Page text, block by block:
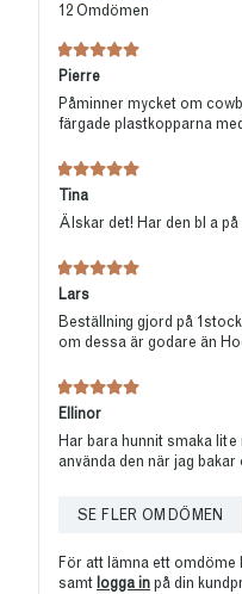
Ja
NÄRINGSVÄRDE
Energi
Fett
Kolhydrater
- varav socker
Protein
12 Omdömen
Pierre
Påminner mycket om
färgade plastkopparna
Tina
Älskar det! Har den bl a
Lars
Beställning gjord på
om dessa är godare än
Ellinor
Har bara hunnit smaka lite
använda den när jag bakar
SE FLER OMDÖMEN
För att lämna ett
samt logga in på din